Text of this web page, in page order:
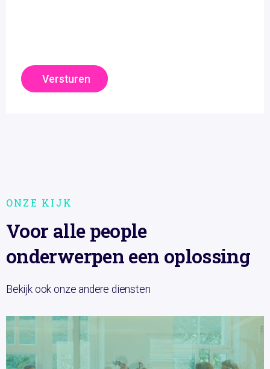
Versturen
ONZE KIJK
Voor alle people
onderwerpen een oplossing
Bekijk ook onze andere diensten